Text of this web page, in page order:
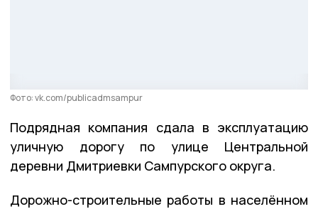
Фото: vk.com/publicadmsampur
Подрядная компания сдала в эксплуатацию
уличную дорогу по улице Центральной
деревни Дмитриевки Сампурского округа.
Дорожно-строительные работы в населённом